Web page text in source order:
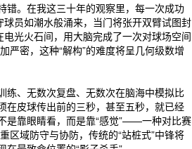
错。在我这三十年的观察里，每一次成功
员如潮水般涌来，当门将张开双臂试图封
光火石间，用大脑完成了一次对球场空间
严密，这种“解构”的难度将呈几何级数增
练、无数次复盘、无数次在脑海中模拟比
在皮球传出前的三秒，甚至五秒，就已经
是靠眼睛看，而是靠“感觉”——一种对比赛
区域防守与协防，传统的“站桩式”中锋将